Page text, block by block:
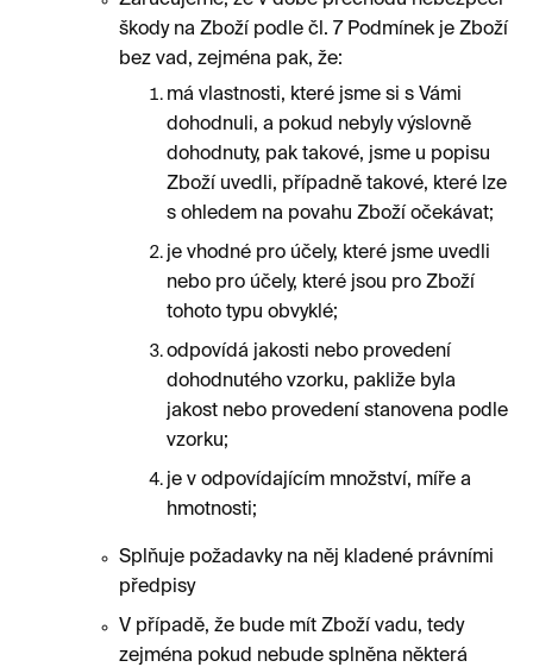
škody na Zboží podle čl. 7 Podmínek je Zboží
bez vad, zejména pak, že:
má vlastnosti, které jsme si s Vámi
dohodnuli, a pokud nebyly výslovně
dohodnuty, pak takové, jsme u popisu
Zboží uvedli, případně takové, které lze
s ohledem na povahu Zboží očekávat;
je vhodné pro účely, které jsme uvedli
nebo pro účely, které jsou pro Zboží
tohoto typu obvyklé;
odpovídá jakosti nebo provedení
dohodnutého vzorku, pakliže byla
jakost nebo provedení stanovena podle
vzorku;
je v odpovídajícím množství, míře a
hmotnosti;
Splňuje požadavky na něj kladené právními
předpisy
V případě, že bude mít Zboží vadu, tedy
zejména pokud nebude splněna některá